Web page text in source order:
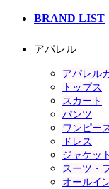
BRAND LIST
アパレル
アパレル
トップス
スカート
パンツ
ワンピー
ドレス
ジャケッ
スーツ・
オールイ